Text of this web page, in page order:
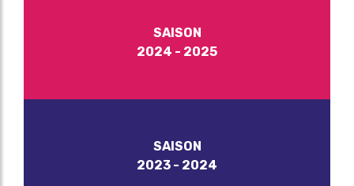
SAISON
2024 - 2025
SAISON
2023 - 2024